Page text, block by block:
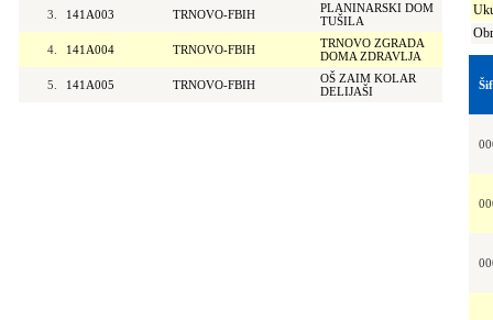
3. 141A003 TRNOVO-FBIH
PLANINARSKI DOM
TUŠILA
4. 141A004 TRNOVO-FBIH
TRNOVO ZGRADA
DOMA ZDRAVLJA
5. 141A005 TRNOVO-FBIH
OŠ ZAIM KOLAR
DELIJAŠI